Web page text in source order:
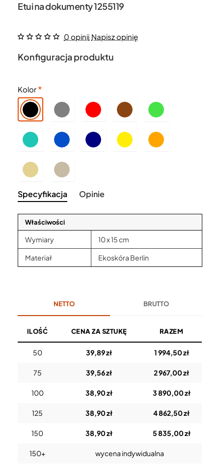
Etui na dokumenty 1255119
0 opinii Napisz opinię
Konfiguracja produktu
Kolor
Specyfikacja Opinie
Właściwości
Wymiary 10 x 15 cm
Materiał Ekoskóra Berlin
NETTO BRUTTO
ILOŚĆ CENA ZA SZTUKĘ RAZEM
50 39,89 zł 1 994,50 zł
75 39,56 zł 2 967,00 zł
100 38,90 zł 3 890,00 zł
125 38,90 zł 4 862,50 zł
150 38,90 zł 5 835,00 zł
150+ wycena indywidualna